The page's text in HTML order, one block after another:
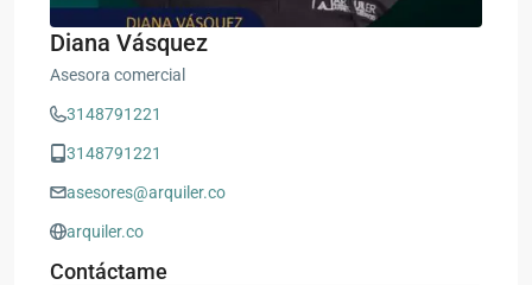
Diana Vásquez
Asesora comercial
3148791221
3148791221
asesores@arquiler.co
arquiler.co
Contáctame